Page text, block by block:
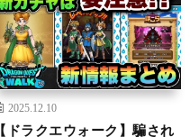
2025.12.10
【ドラクエウォーク】騙され